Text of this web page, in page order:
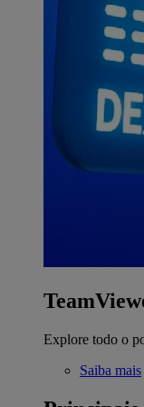
Explore todo o
Saiba mais